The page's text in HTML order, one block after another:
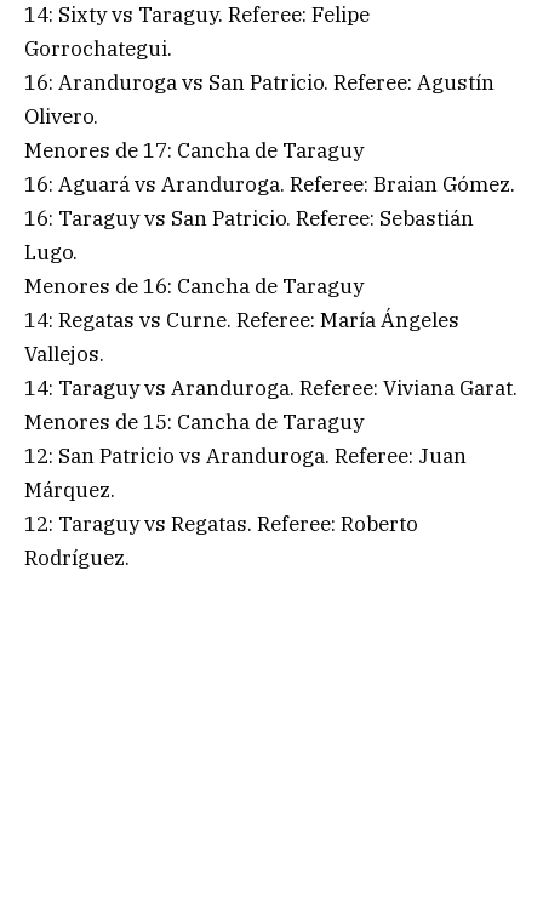
14: Sixty vs Taraguy. Referee: Felipe
Gorrochategui.
16: Aranduroga vs San Patricio. Referee: Agustín
Olivero.
Menores de 17: Cancha de Taraguy
16: Aguará vs Aranduroga. Referee: Braian Gómez.
16: Taraguy vs San Patricio. Referee: Sebastián
Lugo.
Menores de 16: Cancha de Taraguy
14: Regatas vs Curne. Referee: María Ángeles
Vallejos.
14: Taraguy vs Aranduroga. Referee: Viviana Garat.
Menores de 15: Cancha de Taraguy
12: San Patricio vs Aranduroga. Referee: Juan
Márquez.
12: Taraguy vs Regatas. Referee: Roberto
Rodríguez.